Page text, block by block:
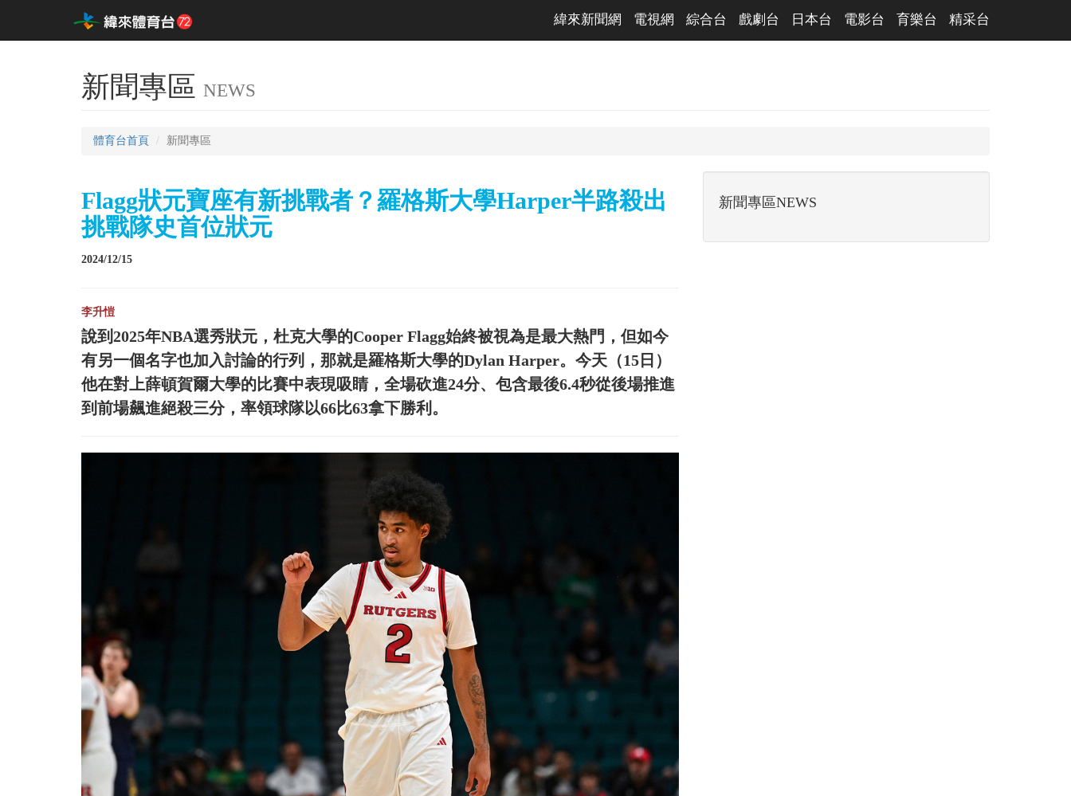
緯來新聞網 電視網 綜合台 戲劇台 日本台 電影台 育樂台 精采台
新聞專區 NEWS
體育台首頁 新聞專區
Flagg狀元寶座有新挑戰者？羅格斯大學Harper半路殺出
挑戰隊史首位狀元
2024/12/15
李升愷
說到2025年NBA選秀狀元，杜克大學的Cooper Flagg始終被視為是最大熱門，但如今
有另一個名字也加入討論的行列，那就是羅格斯大學的Dylan Harper。今天（15日）
他在對上薛頓賀爾大學的比賽中表現吸睛，全場砍進24分、包含最後6.4秒從後場推進
到前場飆進絕殺三分，率領球隊以66比63拿下勝利。
新聞專區NEWS